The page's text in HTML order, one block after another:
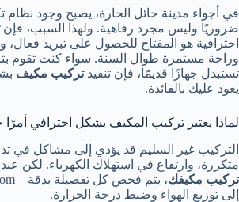
في أجواء مدينة حائل الحارة، يصبح وجود نظام
ضروريًا وليس مجرد رفاهية. ولهذا السبب، فإن
احترافية هو المفتاح للحصول على تبريد فعال،
وراحة مستمرة طوال السنة. سواء كنت تقوم
تستبدل جهازًا قديمًا، فإن تنفيذتركيب مكيف
يعود عليك بالفائدة.
لماذا يعتبر تركيب المكيف بشكل احترافي
التركيب غير السليم قد يؤدي إلى مشاكل في
متكررة، وارتفاع في استهلاك الكهرباء. لكن
تركيب مكيفك
إلى توزيع الهواء وضبط درجة الحرارة.